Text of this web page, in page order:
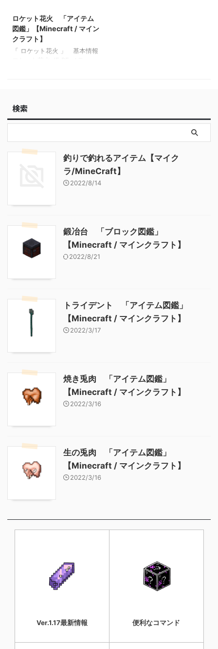
ト】 砂利 「ブロック図
鑑」 【Minecraft / マインク
ラフト】 ラピスラズリ鉱石
「ブロック図鑑」【Minecraft
/ マインクラフト】 粘着ピス
ロケット花火 「アイテム
図鑑」【Minecraft / マイン
クラフト】
「 ロケット花火 」 基本情報
【Minecraft / マインクラフ
「アイテム図鑑」【Minecraft
ポテト 「アイテム図鑑」
【Minecraft / マインクラフ
検索
釣りで釣れるアイテム【マイク
ラ/MineCraft】
2022/8/14
鍛冶台 「ブロック図鑑」
【Minecraft / マインクラフト】
2022/8/21
トライデント 「アイテム図鑑」
【Minecraft / マインクラフト】
2022/3/17
焼き兎肉 「アイテム図鑑」
【Minecraft / マインクラフト】
2022/3/16
生の兎肉 「アイテム図鑑」
【Minecraft / マインクラフト】
2022/3/16
Ver.1.17最新情報 便利なコマンド